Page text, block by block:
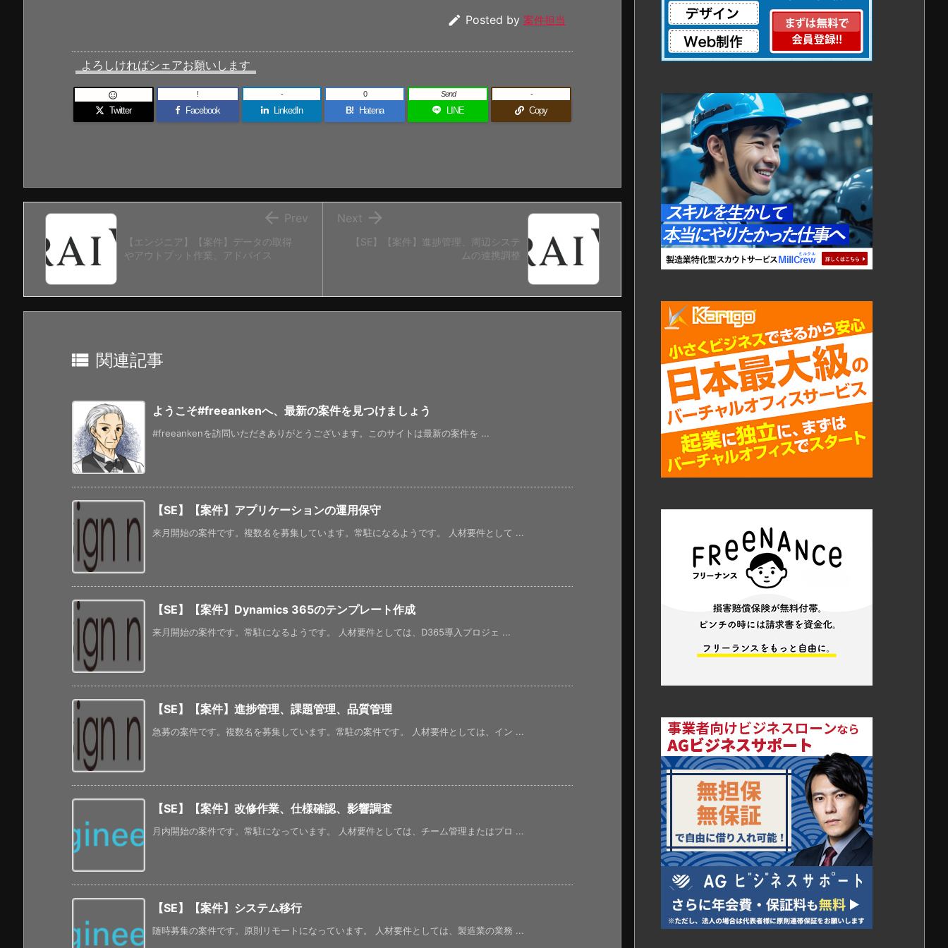
 Posted by 案件担当
よろしければシェアお願いします
Twitter

Facebook
!
LinkedIn
-
B! Hatena
0
LINE
Send
Copy
-
【SE】【案件】進捗管理、周辺システ
ムの連携調整

Next
【エンジニア】【案件】データの取得
やアウトプット作業、アドバイス
 Prev
 関連記事
ようこそ#freeankenへ、最新の案件を見つけましょう
#freeankenを訪問いただきありがとうございます。このサイトは最新の案件を ...
【SE】【案件】アプリケーションの運用保守
来月開始の案件です。複数名を募集しています。常駐になるようです。 人材要件として ...
【SE】【案件】Dynamics 365のテンプレート作成
来月開始の案件です。常駐になるようです。 人材要件としては、D365導入プロジェ ...
【SE】【案件】進捗管理、課題管理、品質管理
急募の案件です。複数名を募集しています。常駐の案件です。 人材要件としては、イン ...
【SE】【案件】改修作業、仕様確認、影響調査
月内開始の案件です。常駐になっています。 人材要件としては、チーム管理またはプロ ...
【SE】【案件】システム移行
随時募集の案件です。原則リモートになっています。 人材要件としては、製造業の業務 ...